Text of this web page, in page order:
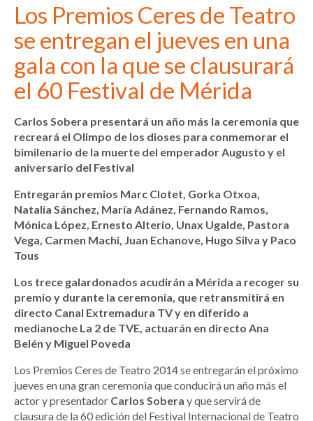
Los Premios Ceres de Teatro
se entregan el jueves en una
gala con la que se clausurará
el 60 Festival de Mérida
Carlos Sobera presentará un año más la ceremonia que
recreará el Olimpo de los dioses para conmemorar el
bimilenario de la muerte del emperador Augusto y el
aniversario del Festival
Entregarán premios Marc Clotet, Gorka Otxoa,
Natalia Sánchez, María Adánez, Fernando Ramos,
Mónica López, Ernesto Alterio, Unax Ugalde, Pastora
Vega, Carmen Machi, Juan Echanove, Hugo Silva y Paco
Tous
Los trece galardonados acudirán a Mérida a recoger su
premio y durante la ceremonia, que retransmitirá en
directo Canal Extremadura TV y en diferido a
medianoche La 2 de TVE, actuarán en directo Ana
Belén y Miguel Poveda
Los Premios Ceres de Teatro 2014 se entregarán el próximo
jueves en una gran ceremonia que conducirá un año más el
actor y presentador Carlos Sobera y que servirá de
clausura de la 60 edición del Festival Internacional de Teatro